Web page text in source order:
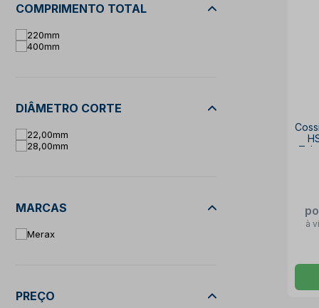
COMPRIMENTO TOTAL
220mm
400mm
DIÂMETRO CORTE
22,00mm
28,00mm
MARCAS
Merax
PREÇO
à